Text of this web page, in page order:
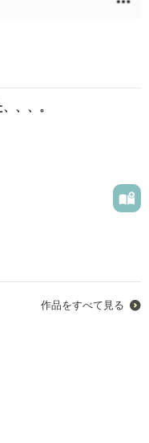
、、。
うになる。凛はなぜ避
かり赤の他人のように
は衝撃な事実があっ
作品をすべて見る